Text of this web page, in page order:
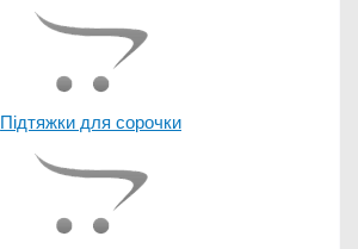
Підтяжки для сорочки